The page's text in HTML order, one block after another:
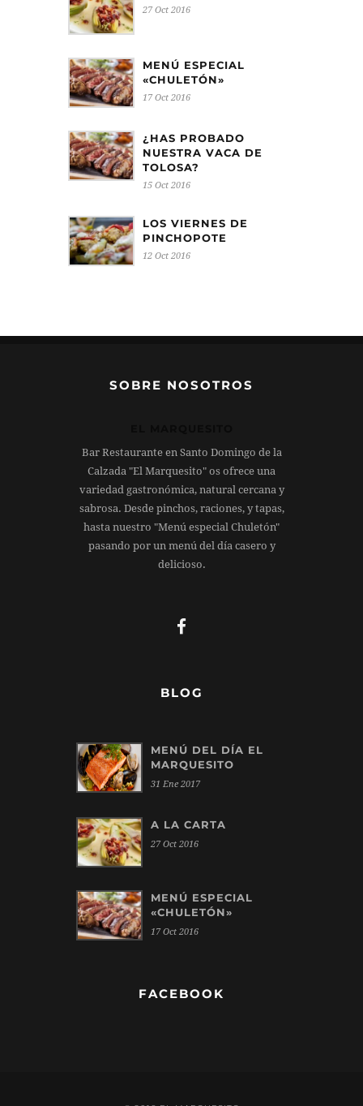
27 Oct 2016
MENÚ ESPECIAL
«CHULETÓN»
17 Oct 2016
¿HAS PROBADO
NUESTRA VACA DE
TOLOSA?
15 Oct 2016
LOS VIERNES DE
PINCHOPOTE
12 Oct 2016
SOBRE NOSOTROS
Bar Restaurante en Santo Domingo de la
Calzada "El Marquesito" os ofrece una
variedad gastronómica, natural cercana y
sabrosa. Desde pinchos, raciones, y tapas,
hasta nuestro "Menú especial Chuletón"
pasando por un menú del día casero y
delicioso.
BLOG
MENÚ DEL DÍA EL
MARQUESITO
31 Ene 2017
A LA CARTA
27 Oct 2016
MENÚ ESPECIAL
«CHULETÓN»
17 Oct 2016
FACEBOOK